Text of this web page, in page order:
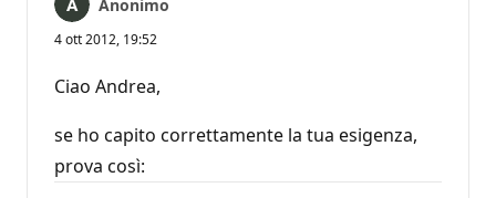
Anonimo
4 ott 2012, 19:52
Ciao Andrea,
se ho capito correttamente la tua esigenza,
prova così: